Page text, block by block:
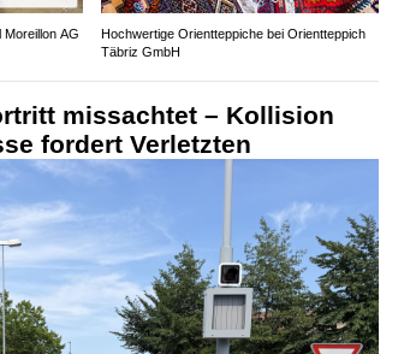
Moreillon AG
Hochwertige Orientteppiche bei Orientteppich
Täbriz GmbH
missachtet – Kollision
fordert Verletzten